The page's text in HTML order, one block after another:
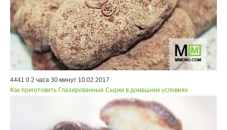
4441 0 2 часа 30 минут 10.02.2017
Как приготовить Глазированные Сырки в домашних условиях